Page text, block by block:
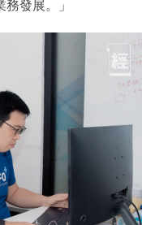
發展。」